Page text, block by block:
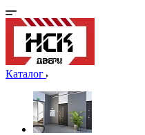
Каталог